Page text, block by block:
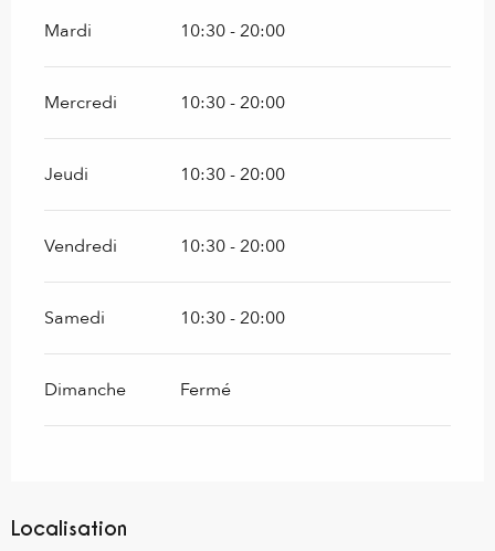
Mardi 10:30 - 20:00
Mercredi 10:30 - 20:00
Jeudi 10:30 - 20:00
Vendredi 10:30 - 20:00
Samedi 10:30 - 20:00
Dimanche Fermé
Localisation